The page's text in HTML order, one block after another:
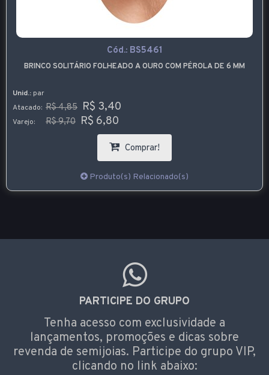
Cód.: BS5461
BRINCO SOLITÁRIO FOLHEADO A OURO COM PÉROLA DE 6 MM
Unid.: par
Atacado: R$ 4,85 R$ 3,40
Varejo: R$ 9,70 R$ 6,80
Comprar!
Produto(s) Relacionado(s)
PARTICIPE DO GRUPO
Tenha acesso com exclusividade a
lançamentos, promoções e dicas sobre
revenda de semijoias. Participe do grupo VIP,
clicando no link abaixo: